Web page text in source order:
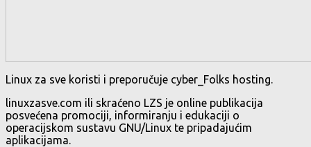
Linux za sve koristi i preporučuje cyber_Folks hosting.
linuxzasve.com ili skraćeno LZS je online publikacija
posvećena promociji, informiranju i edukaciji o
operacijskom sustavu GNU/Linux te pripadajućim
aplikacijama.